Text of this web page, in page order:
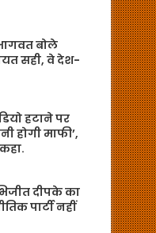
बोले
सही, वे देश-
हटाने पर
होगी माफी’,
दीपके का
पार्टी नहीं